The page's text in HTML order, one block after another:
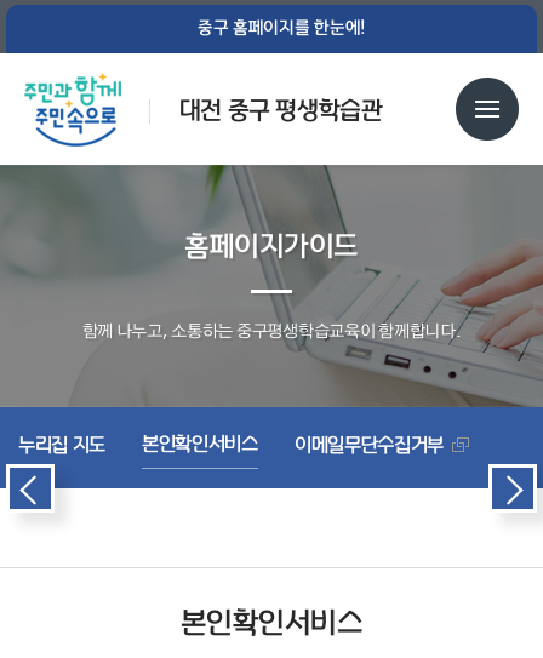
중구 홈페이지를 한눈에!
대전 중구 평생학습관
홈페이지가이드
함께 나누고, 소통하는 중구평생학습교육이 함께합니다.
누리집 지도 본인확인서비스 이메일무단수집거부
본인확인서비스